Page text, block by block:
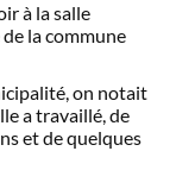
à la salle
la commune
on notait
a travaillé, de
et de quelques